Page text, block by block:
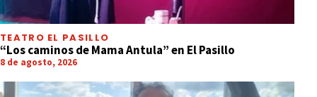
TEATRO EL PASILLO
“Los caminos de Mama Antula” en El Pasillo
8 de agosto, 2026